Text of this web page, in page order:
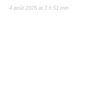
4 août 2026 at 3 h 51 min